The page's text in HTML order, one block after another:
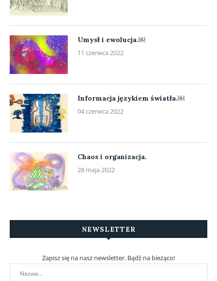
Umysł i ewolucja.￼
11 czerwca 2022
Informacja językiem światła.￼
04 czerwca 2022
Chaos i organizacja.
28 maja 2022
NEWSLETTER
Zapisz się na nasz newsletter. Bądź na bieżąco!